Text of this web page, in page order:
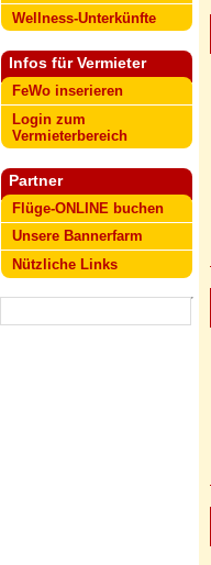
Wellness-Unterkünfte
Infos für Vermieter
FeWo inserieren
Login zum
Vermieterbereich
Partner
Flüge-ONLINE buchen
Unsere Bannerfarm
Nützliche Links